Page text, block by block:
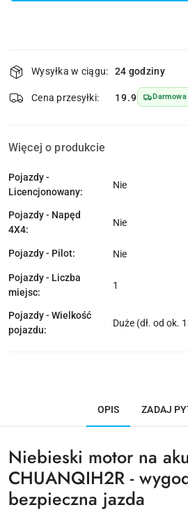
Wyślij
i
dostawa
Wysyłka w ciągu: 24 godziny
Cena przesyłki: 19.9
Więcej o produkcie
Pojazdy -
Licencjonowany:
Nie
Pojazdy - Napęd
4X4:
Nie
Pojazdy - Pilot: Nie
Pojazdy - Liczba
miejsc:
1
Pojazdy - Wielkość
pojazdu:
Duże (dł. od ok.
OPIS ZADAJ
Niebieski motor na
CHUANQIH2R -
bezpieczna jazda